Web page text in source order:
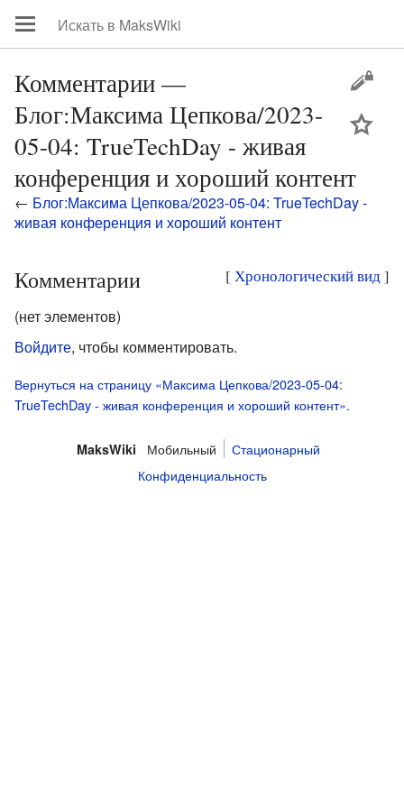
Комментарии —
Блог:Максима Цепкова/2023-
05-04: TrueTechDay - живая
конференция и хороший контент
← Блог:Максима Цепкова/2023-05-04: TrueTechDay -
живая конференция и хороший контент
[ Хронологический вид]
Комментарии
(нет элементов)
Войдите, чтобы комментировать.
Вернуться на страницу «Максима Цепкова/2023-05-04:
TrueTechDay - живая конференция и хороший контент».
MaksWiki Мобильный
Стационарный
Конфиденциальность